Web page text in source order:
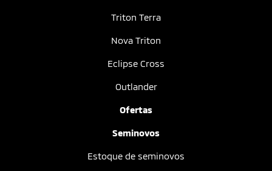
Triton Terra
Nova Triton
Eclipse Cross
Outlander
Ofertas
Seminovos
Estoque de seminovos